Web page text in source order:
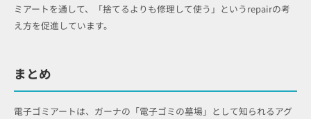
ミアートを通して、「捨てるよりも修理して使う」というrepairの考
え方を促進しています。
まとめ
電子ゴミアートは、ガーナの「電子ゴミの墓場」として知られるアグ